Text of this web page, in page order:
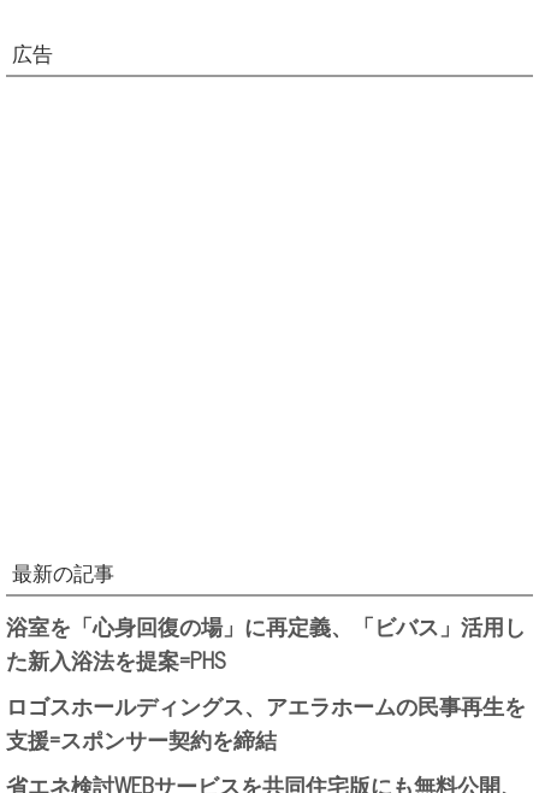
広告
最新の記事
浴室を「心身回復の場」に再定義、「ビバス」活用し
た新入浴法を提案=PHS
ロゴスホールディングス、アエラホームの民事再生を
支援=スポンサー契約を締結
省エネ検討WEBサービスを共同住宅版にも無料公開、